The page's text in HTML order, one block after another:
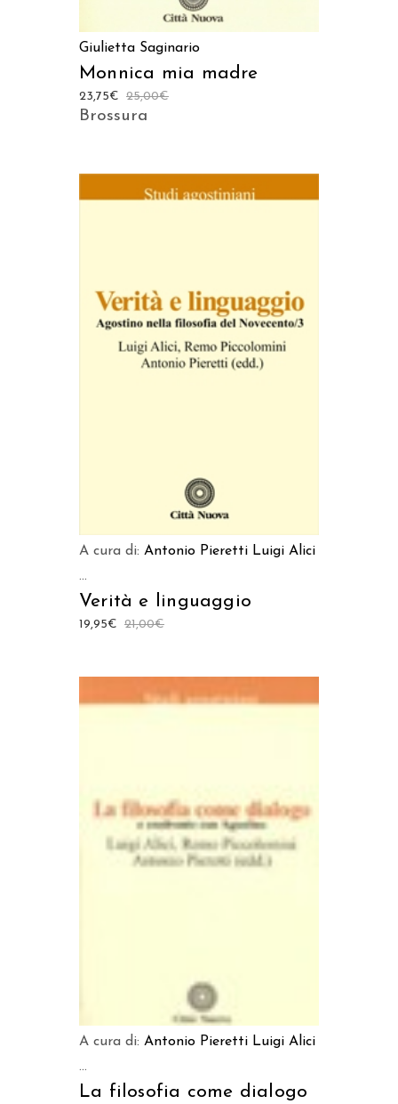
Giulietta Saginario
Monnica mia madre
25,00€
23,75€
Brossura
AGGIUNGI AL CARRELLO
A cura di: Antonio Pieretti Luigi Alici
...
Verità e linguaggio
21,00€
19,95€
AGGIUNGI AL CARRELLO
A cura di: Antonio Pieretti Luigi Alici
...
La filosofia come dialogo